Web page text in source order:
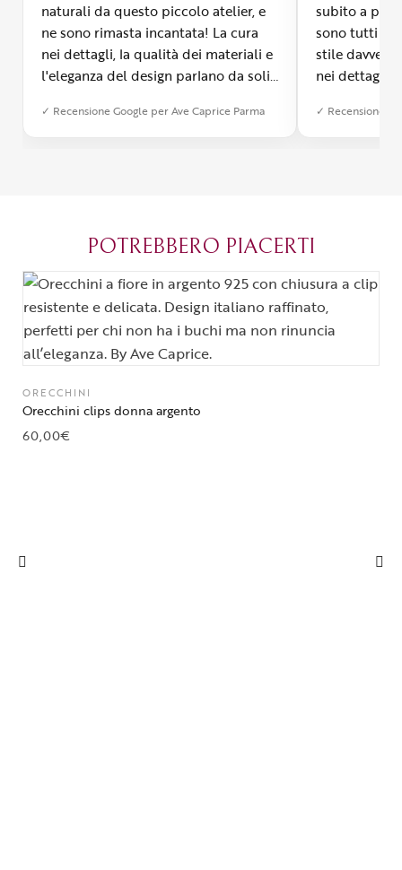
naturali da questo piccolo atelier, e
ne sono rimasta incantata! La cura
nei dettagli, la qualità dei materiali e
l'eleganza del design parlano da soli.
stato impeccabile: veloce, preciso e
✓ Recensione Google per Ave Caprice Parma
subito a
sono tutti
stile davvero
nei dettagli,
qualità e si
✓ Recensione
POTREBBERO PIACERTI
ORECCHINI
Orecchini clips donna argento
60,00€